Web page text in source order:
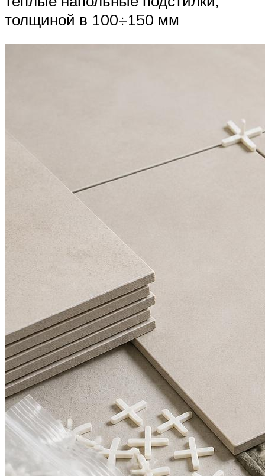
толщиной в 100÷150 мм